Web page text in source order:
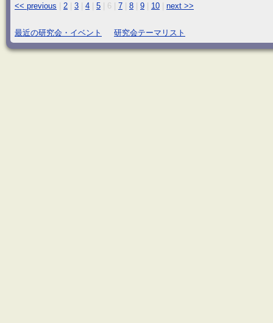
<< previous 2 3 4 5 6 7 8 9 10 next >>
最近の研究会・イベント 研究会テーマリスト